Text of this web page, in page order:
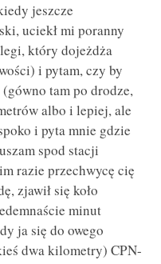
jeszcze
uciekł mi poranny
który dojeżdża
i pytam, czy by
tam po drodze,
albo i lepiej, ale
i pyta mnie gdzie
spod stacji
razie przechwycę cię
zjawił się koło
minut
ja się do owego
dwa kilometry) CPN-